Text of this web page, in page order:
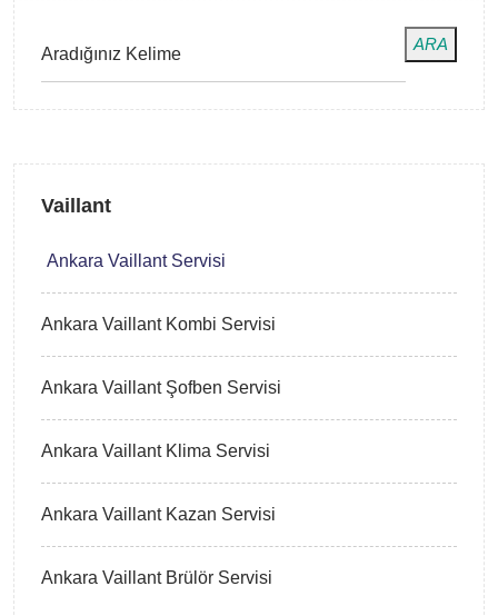
ARA
Vaillant
Ankara Vaillant Servisi
Ankara Vaillant Kombi Servisi
Ankara Vaillant Şofben Servisi
Ankara Vaillant Klima Servisi
Ankara Vaillant Kazan Servisi
Ankara Vaillant Brülör Servisi